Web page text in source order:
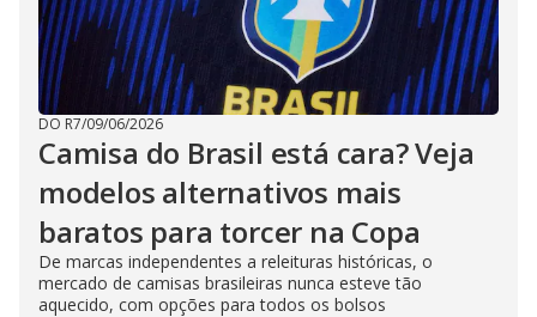
DO R7/09/06/2026
Camisa do Brasil está cara? Veja
modelos alternativos mais
baratos para torcer na Copa
De marcas independentes a releituras históricas, o
mercado de camisas brasileiras nunca esteve tão
aquecido, com opções para todos os bolsos